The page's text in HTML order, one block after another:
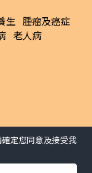
生 腫瘤及癌症
老人病
定您同意及接受我